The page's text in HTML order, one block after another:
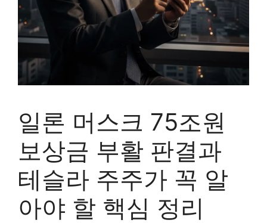
일론 머스크 75조원
보상금 부활 판결과
테슬라 주주가 꼭 알
아야 할 핵심 정리